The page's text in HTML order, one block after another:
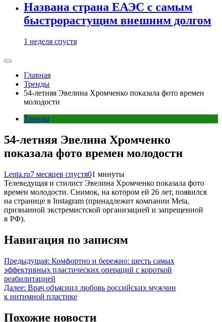
Названа страна ЕАЭС с самым
быстрорастущим внешним долгом
1 неделя спустя
Главная
Тренды
54-летняя Эвелина Хромченко показала фото времен
молодости
Тренды
54-летняя Эвелина Хромченко
показала фото времен молодости
Lenta.ru7 месяцев спустя01 минуты
Телеведущая и стилист Эвелина Хромченко показала фото
времен молодости. Снимок, на котором ей 26 лет, появился
на странице в Instagram (принадлежит компании Meta,
признанной экстремистской организацией и запрещенной
в РФ).
Навигация по записям
Предыдущая: Комфортно и бережно: шесть самых
эффективных пластических операций с короткой
реабилитацией
Далее: Врач объяснил любовь российских мужчин
к интимной пластике
Похожие новости